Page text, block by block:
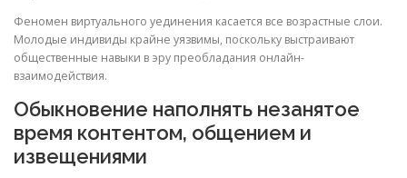
Феномен виртуального уединения касается все возрастные слои.
Молодые индивиды крайне уязвимы, поскольку выстраивают
общественные навыки в эру преобладания онлайн-
взаимодействия.
Обыкновение наполнять незанятое
время контентом, общением и
извещениями